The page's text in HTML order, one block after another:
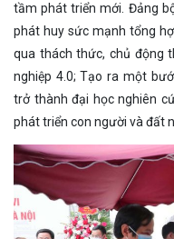
tầm phát triển mới. Đảng
phát huy sức mạnh tổng
qua thách thức, chủ động
nghiệp 4.0; Tạo ra một
trở thành đại học nghiên
phát triển con người và đất